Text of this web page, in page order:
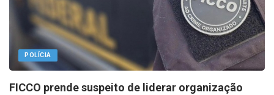
POLÍCIA
FICCO prende suspeito de liderar organização